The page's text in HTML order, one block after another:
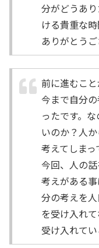
分がどうあ
ける貴重な時
ありがとう
前に進むこ
今まで自分
ったです。
いのか？人
考えてしまっ
今回、人の
考えがある
分の考えを
を受け入れ
受け入れてい